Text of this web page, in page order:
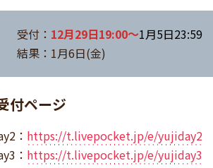
受付： 12月29日19:00～1月5日23:59
結果：1月6日(金)
付ページ
： https://t.livepocket.jp/e/yujiday2
： https://t.livepocket.jp/e/yujiday3